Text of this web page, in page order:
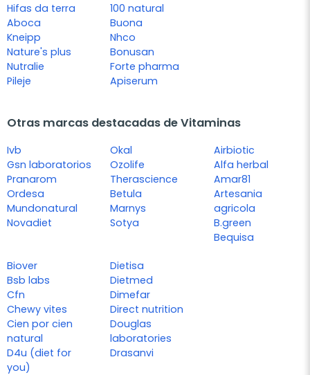
Hifas da terra
Aboca
Kneipp
Nature's plus
Nutralie
Pileje
100 natural
Buona
Nhco
Bonusan
Forte pharma
Apiserum
Otras marcas destacadas de Vitaminas
Ivb
Gsn laboratorios
Pranarom
Ordesa
Mundonatural
Novadiet
Okal
Ozolife
Therascience
Betula
Marnys
Sotya
Airbiotic
Alfa herbal
Amar81
Artesania
agricola
B.green
Bequisa
Biover
Bsb labs
Cfn
Chewy vites
Cien por cien
natural
D4u (diet for
you)
Dietisa
Dietmed
Dimefar
Direct nutrition
Douglas
laboratories
Drasanvi